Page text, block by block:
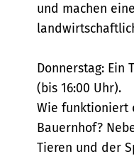
und machen
Donnerstag: Ein
(bis 16:00 Uhr).
Wie funktioniert
Bauernhof?
Tieren und der